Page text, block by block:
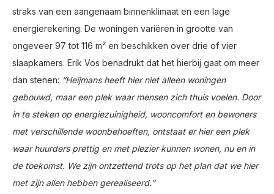
straks van een aangenaam binnenklimaat en een lage
energierekening. De woningen variëren in grootte van
ongeveer 97 tot 116 m² en beschikken over drie of vier
slaapkamers. Erik Vos benadrukt dat het hierbij gaat om meer
dan stenen: “Heijmans heeft hier niet alleen woningen
gebouwd, maar een plek waar mensen zich thuis voelen. Door
in te steken op energiezuinigheid, wooncomfort en bewoners
met verschillende woonbehoeften, ontstaat er hier een plek
waar huurders prettig en met plezier kunnen wonen, nu en in
de toekomst. We zijn ontzettend trots op het plan dat we hier
met zijn allen hebben gerealiseerd.”